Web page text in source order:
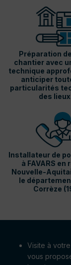
Préparation
chantier avec
technique
anticiper
particularités
des
Installateur de
à FAVARS en
Nouvelle-
le
Corrèze
Visite à
vous